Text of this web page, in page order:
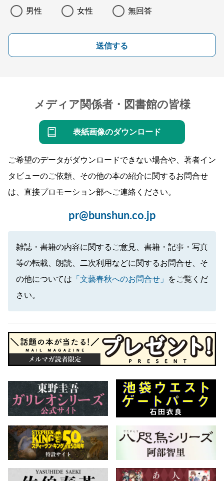
男性 女性 無回答
送信する
メディア関係者・図書館の皆様
表紙画像のダウンロード
ご希望のデータがダウンロードできない場合や、著者イン
タビューのご依頼、その他の本の紹介に関するお問合せ
は、直接プロモーション部へご連絡ください。
pr@bunshun.co.jp
雑誌・書籍の内容に関するご意見、書籍・記事・写真
等の転載、朗読、二次利用などに関するお問合せ、そ
の他については 「文藝春秋へのお問合せ」
をご覧くだ
さい。